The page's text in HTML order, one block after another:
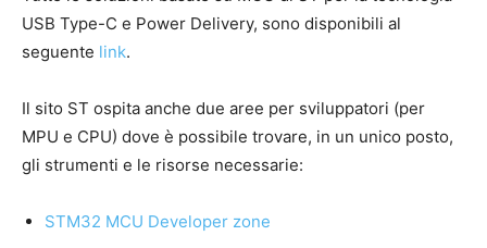
USB Type-C e Power Delivery, sono disponibili al
seguente link.
Il sito ST ospita anche due aree per sviluppatori (per
MPU e CPU) dove è possibile trovare, in un unico posto,
gli strumenti e le risorse necessarie:
STM32 MCU Developer zone